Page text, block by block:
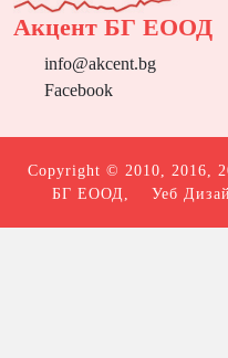
Акцент БГ ЕООД
info@akcent.bg
Facebook
Copyright © 2010, 2016,
БГ ЕООД , Уеб